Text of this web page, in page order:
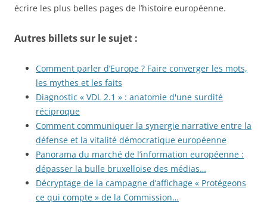
écrire les plus belles pages de l’histoire européenne.
Autres billets sur le sujet :
Comment parler d’Europe ? Faire converger les mots,
les mythes et les faits
Diagnostic « VDL 2.1 » : anatomie d'une surdité
réciproque
Comment communiquer la synergie narrative entre la
défense et la vitalité démocratique européenne
Panorama du marché de l’information européenne :
dépasser la bulle bruxelloise des médias…
Décryptage de la campagne d’affichage « Protégeons
ce qui compte » de la Commission…